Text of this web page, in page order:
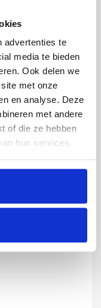
advertenties te
media te bieden
Ook delen we
met onze
en analyse. Deze
met andere
of die ze hebben
hun services.
flexibel aan
zorgen